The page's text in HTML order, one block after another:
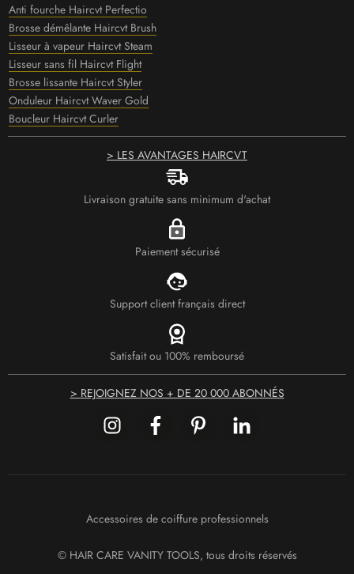
Anti fourche Haircvt Perfectio
Brosse démêlante Haircvt Brush
Lisseur à vapeur Haircvt Steam
Lisseur sans fil Haircvt Flight
Brosse lissante Haircvt Styler
Onduleur Haircvt Waver Gold
Boucleur Haircvt Curler
> LES AVANTAGES HAIRCVT
Livraison gratuite sans minimum d'achat
Paiement sécurisé
Support client français direct
Satisfait ou 100% remboursé
> REJOIGNEZ NOS + DE 20 000 ABONNÉS
Accessoires de coiffure professionnels
© HAIR CARE VANITY TOOLS, tous droits réservés